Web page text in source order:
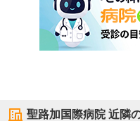
聖路加国際病院近隣